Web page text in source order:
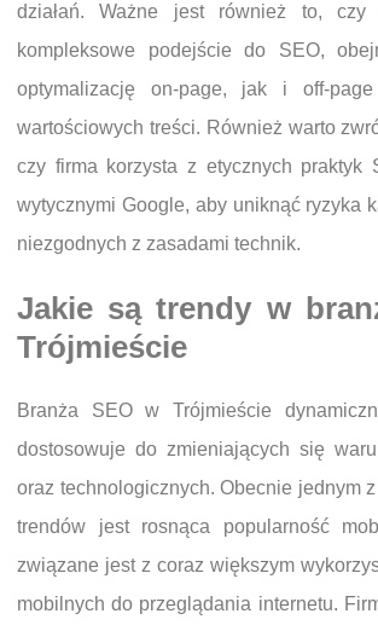
działań. Ważne jest również to, czy
kompleksowe podejście do SEO,
optymalizację on-page, jak i off-
wartościowych treści. Również warto
czy firma korzysta z etycznych praktyk
wytycznymi Google, aby uniknąć ryzyka
niezgodnych z zasadami technik.
Jakie są trendy w
Trójmieście
Branża SEO w Trójmieście
dostosowuje do zmieniających się
oraz technologicznych. Obecnie jednym
trendów jest rosnąca popularność
związane jest z coraz większym
mobilnych do przeglądania internetu.